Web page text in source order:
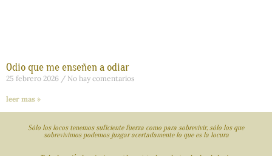
Odio que me enseñen a odiar
25 febrero 2026 No hay comentarios
leer mas »
Sólo los locos tenemos suficiente fuerza como para sobrevivir, sólo los que
sobrevivimos podemos juzgar acertadamente lo que es la locura